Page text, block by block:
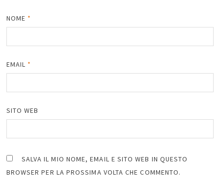
NOME *
EMAIL *
SITO WEB
SALVA IL MIO NOME, EMAIL E SITO WEB IN QUESTO
BROWSER PER LA PROSSIMA VOLTA CHE COMMENTO.